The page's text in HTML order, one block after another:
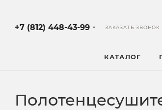
+7 (812) 448-43-99 ЗАКАЗАТЬ ЗВОНОК
КАТАЛОГ